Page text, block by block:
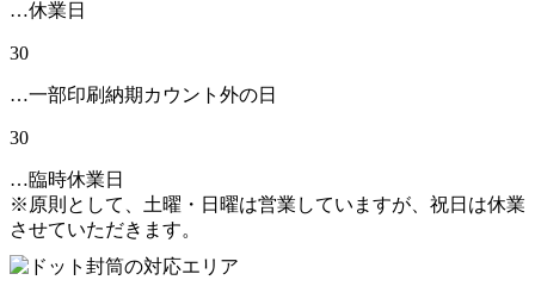
…休業日
30
…一部印刷納期カウント外の日
30
…臨時休業日
※原則として、土曜・日曜は営業していますが、祝日は休業
させていただきます。